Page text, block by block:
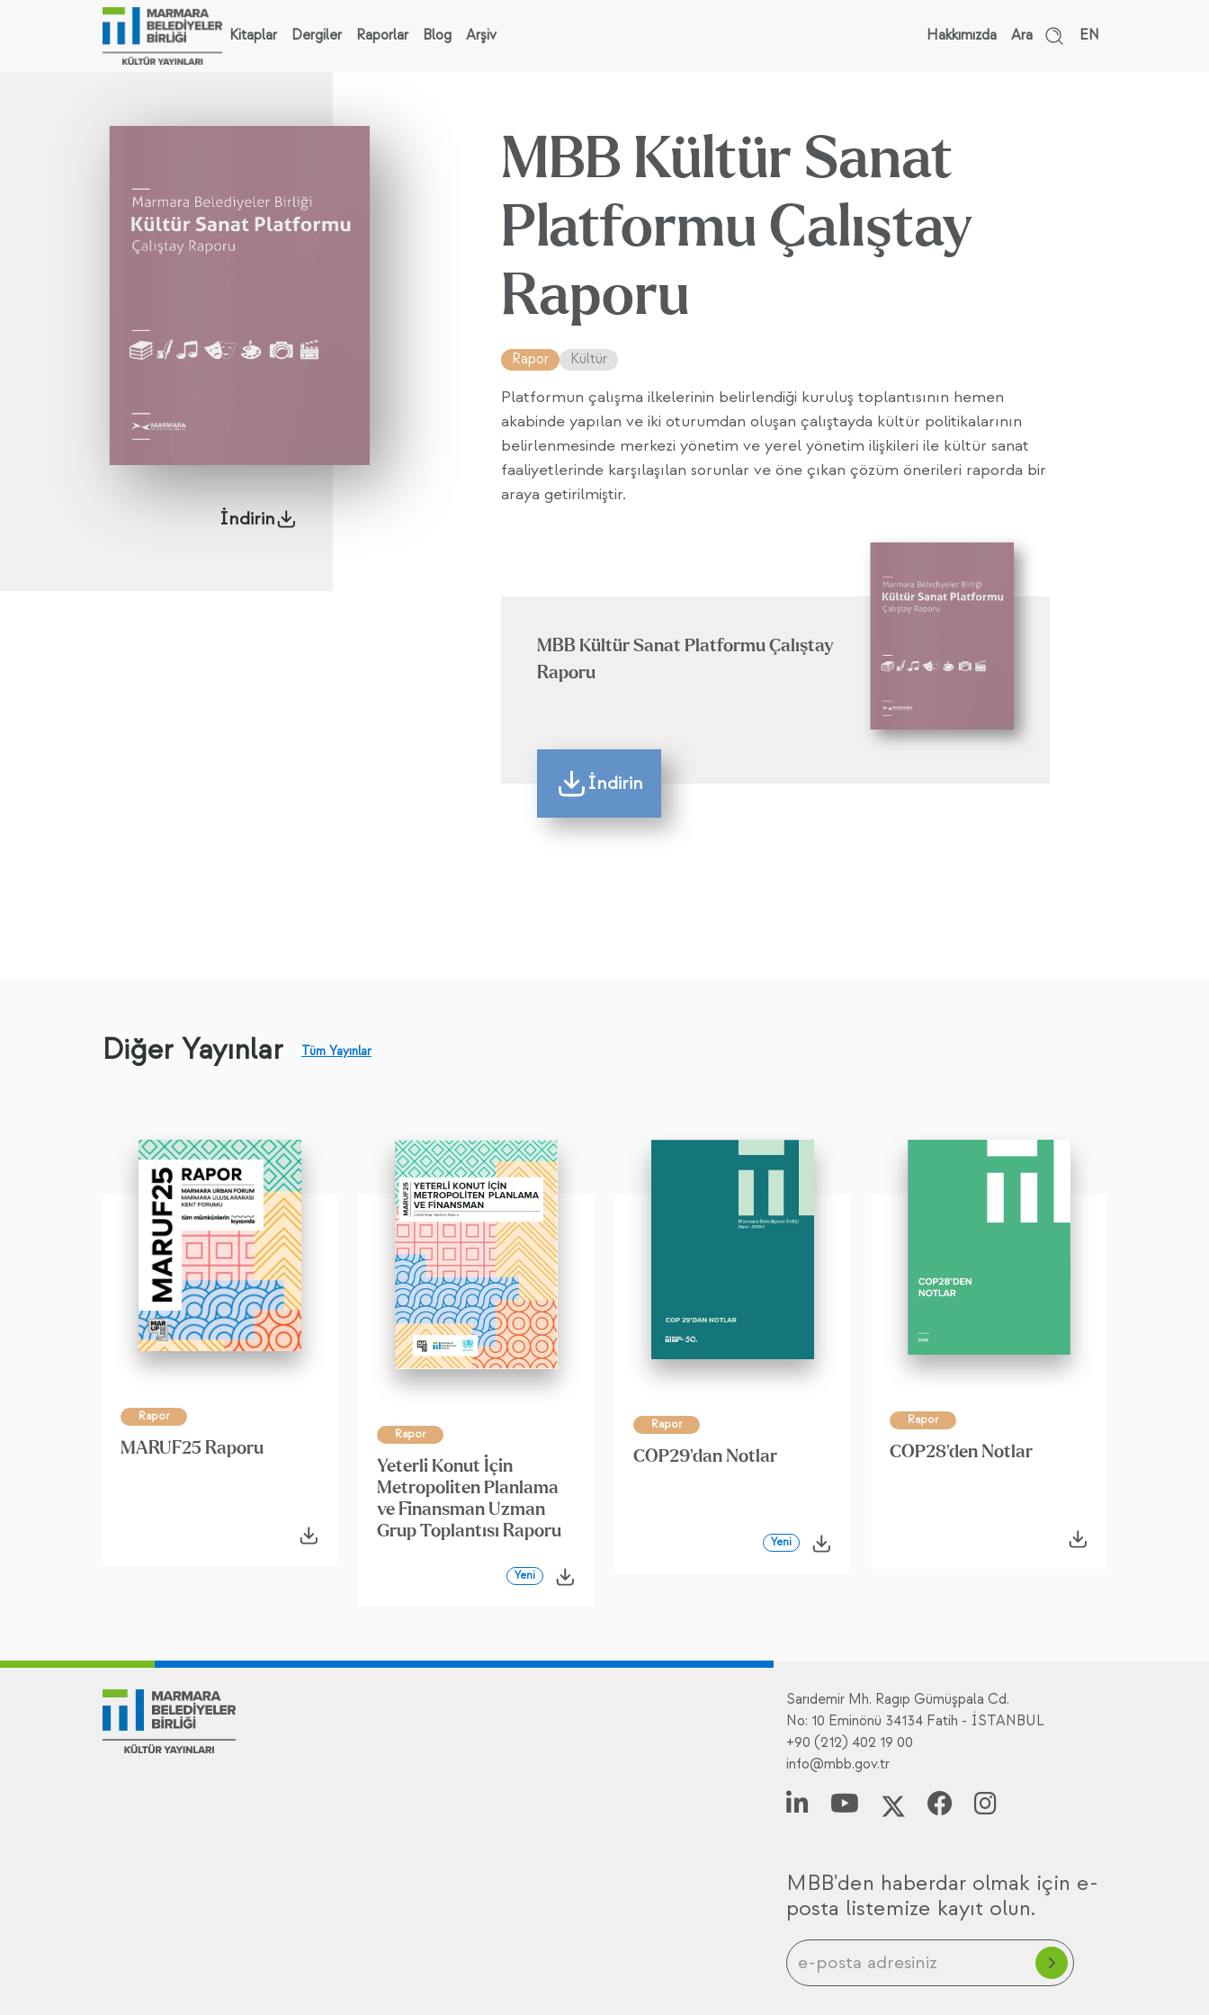
Kitaplar Dergiler Raporlar Blog Arşiv Hakkımızda Ara EN
İndirin
MBB Kültür Sanat
Platformu Çalıştay
Raporu
Rapor Kültür
Platformun çalışma ilkelerinin belirlendiği kuruluş toplantısının hemen
akabinde yapılan ve iki oturumdan oluşan çalıştayda kültür politikalarının
belirlenmesinde merkezi yönetim ve yerel yönetim ilişkileri ile kültür sanat
faaliyetlerinde karşılaşılan sorunlar ve öne çıkan çözüm önerileri raporda bir
araya getirilmiştir.
MBB Kültür Sanat Platformu Çalıştay
Raporu
İndirin
Diğer Yayınlar Tüm Yayınlar
Rapor
MARUF25 Raporu
Rapor
Yeterli Konut İçin
Metropoliten Planlama
ve Finansman Uzman
Grup Toplantısı Raporu
Yeni
Rapor
COP29'dan Notlar
Yeni
Rapor
COP28'den Notlar
Sarıdemir Mh. Ragıp Gümüşpala Cd.
No: 10 Eminönü 34134 Fatih - İSTANBUL
+90 (212) 402 19 00
info@mbb.gov.tr
MBB'den haberdar olmak için e-
posta listemize kayıt olun.